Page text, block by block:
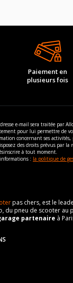
Paiement en
plusieurs fois
e-mail sera traitée par
pour lui permettre de
concernant ses activités,
des droits prévus par
à tout moment.
: la politique de
pas chers, est le
du pneu de scooter
partenaire à